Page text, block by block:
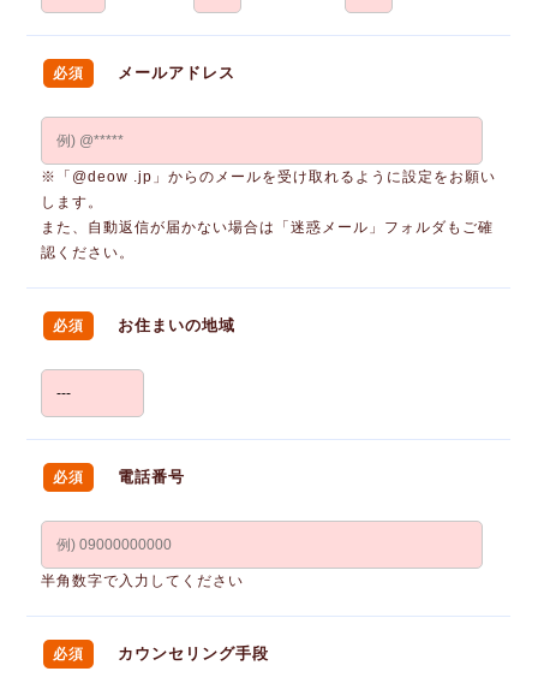
必須 メールアドレス
※「@deow .jp」からのメールを受け取れるように設定をお願い
します。
また、自動返信が届かない場合は「迷惑メール」フォルダもご確
認ください。
必須 お住まいの地域
必須 電話番号
半角数字で入力してください
必須 カウンセリング手段